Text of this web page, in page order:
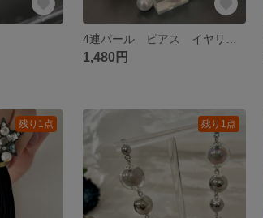
1,480円
残り1点 残り1点